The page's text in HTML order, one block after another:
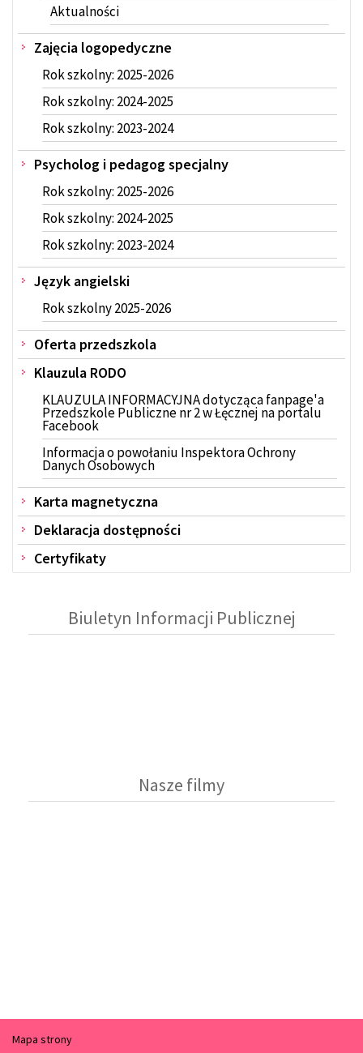
Aktualności
Zajęcia logopedyczne
Rok szkolny: 2025-2026
Rok szkolny: 2024-2025
Rok szkolny: 2023-2024
Psycholog i pedagog specjalny
Rok szkolny: 2025-2026
Rok szkolny: 2024-2025
Rok szkolny: 2023-2024
Język angielski
Rok szkolny 2025-2026
Oferta przedszkola
Klauzula RODO
KLAUZULA INFORMACYJNA dotycząca fanpage'a
Przedszkole Publiczne nr 2 w Łęcznej na portalu
Facebook
Informacja o powołaniu Inspektora Ochrony
Danych Osobowych
Karta magnetyczna
Deklaracja dostępności
Certyfikaty
Biuletyn Informacji Publicznej
Nasze filmy
Mapa strony